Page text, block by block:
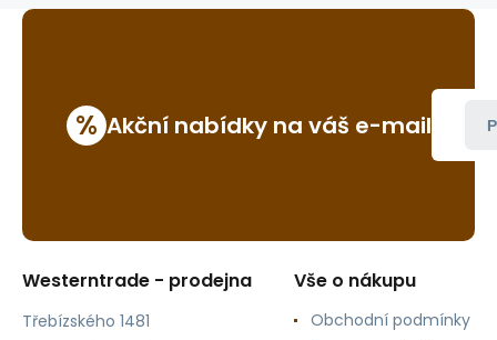
% Akční nabídky na váš e-mail
Westerntrade - prodejna
Třebízského 1481
Vše o nákupu
Obchodní podmínky